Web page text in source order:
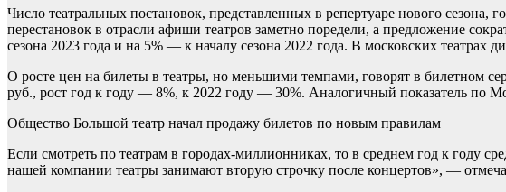
Число театральных постановок, представленных в репертуаре нового
перестановок в отрасли афиши театров заметно поредели, а предложение
сезона 2023 года и на 5% — к началу сезона 2022 года. В московских
О росте цен на билеты в театры, но меньшими темпами, говорят в билетном
руб., рост год к году — 8%, к 2022 году — 30%. Аналогичный показатель по
Общество Большой театр начал продажу билетов по новым правилам
Если смотреть по театрам в городах-миллионниках, то в среднем год к году
нашей компании театры занимают вторую строчку после концертов», —